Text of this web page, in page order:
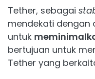
Tether, sebagai
mendekati dengan
untuk
bertujuan untuk
Tether yang